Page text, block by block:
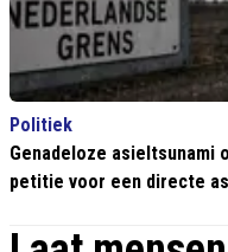
Politiek
Genadeloze asieltsunami
petitie voor een directe